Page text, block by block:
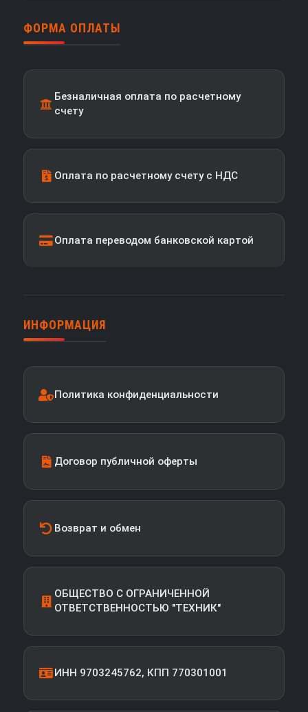
ФОРМА ОПЛАТЫ
Безналичная оплата по расчетному
счету
Оплата по расчетному счету с НДС
Оплата переводом банковской картой
ИНФОРМАЦИЯ
Политика конфиденциальности
Договор публичной оферты
Возврат и обмен
ОБЩЕСТВО С ОГРАНИЧЕННОЙ
ОТВЕТСТВЕННОСТЬЮ "ТЕХНИК"
ИНН 9703245762, КПП 770301001